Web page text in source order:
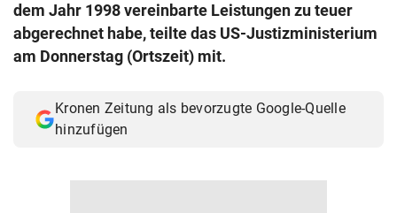
© Krone Multimedia GmbH & Co KG 2026
Muthgasse 2, 1190 Wien
dem Jahr 1998 vereinbarte Leistungen zu teuer
abgerechnet habe, teilte das US-Justizministerium
am Donnerstag (Ortszeit) mit.
Kronen Zeitung als bevorzugte Google-Quelle
hinzufügen